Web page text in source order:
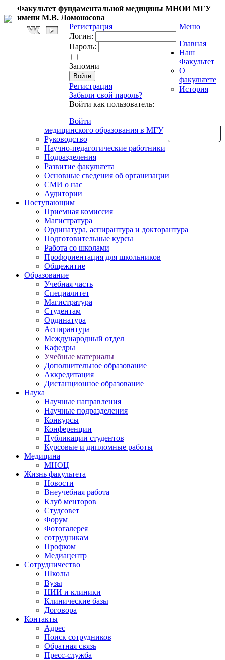
Факультет фундаментальной медицины МНОИ МГУ
имени М.В. Ломоносова
Регистрация
Логин:
Пароль:
Запомни
Регистрация
Забыли свой пароль?
Войти как пользователь:
Войти
Меню
Главная
Наш
Факультет
О
факультете
История
медицинского образования в МГУ
Руководство
Научно-педагогические работники
Подразделения
Развитие факультета
Основные сведения об организации
СМИ о нас
Аудитории
Поступающим
Приемная комиссия
Магистратура
Ординатура, аспирантура и докторантура
Подготовительные курсы
Работа со школами
Профориентация для школьников
Общежитие
Образование
Учебная часть
Специалитет
Магистратура
Студентам
Ординатура
Аспирантура
Международный отдел
Кафедры
Учебные материалы
Дополнительное образование
Аккредитация
Дистанционное образование
Наука
Научные направления
Научные подразделения
Конкурсы
Конференции
Публикации студентов
Курсовые и дипломные работы
Медицина
МНОЦ
Жизнь факультета
Новости
Внеучебная работа
Клуб менторов
Студсовет
Форум
Фотогалерея
сотрудникам
Профком
Медиацентр
Сотрудничество
Школы
Вузы
НИИ и клиники
Клинические базы
Договора
Контакты
Адрес
Поиск сотрудников
Обратная связь
Пресс-служба